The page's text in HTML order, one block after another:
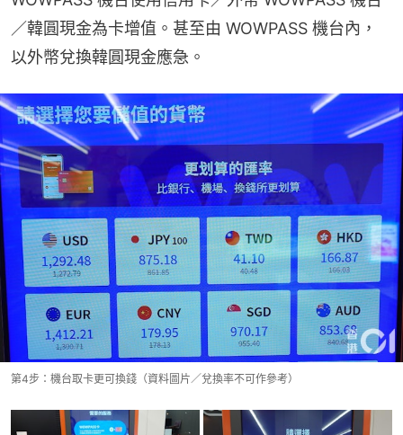
／韓圓現金為卡增值。甚至由 WOWPASS 機台內，
以外幣兌換韓圓現金應急。
第4步：機台取卡更可換錢（資料圖片／兌換率不可作參考）